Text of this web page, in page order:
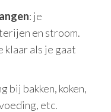
: je
en stroom.
als je gaat
bij bakken, koken,
etc.